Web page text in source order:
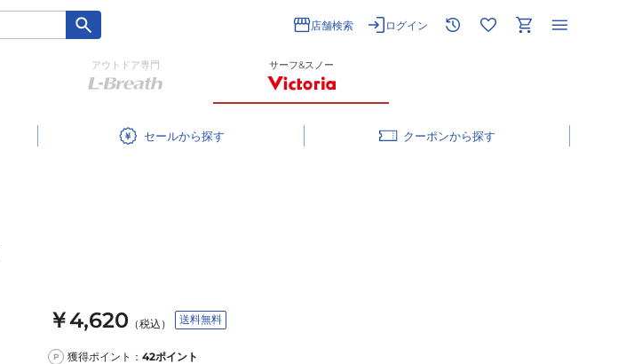
店舗検索 ログイン
アウトドア専門 サーフ&スノー
セール クーポン
￥4,620 （税込） 送料無料
P 獲得ポイント： 42ポイント